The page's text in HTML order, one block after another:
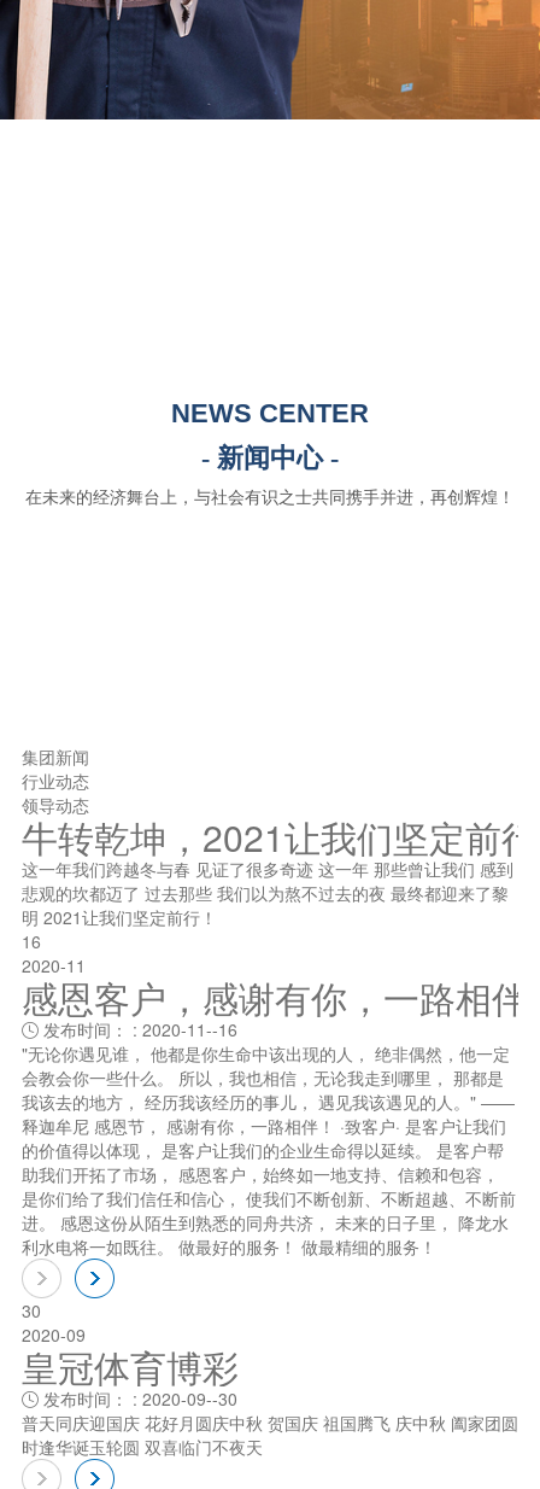
NEWS CENTER
- 新闻中心 -
在未来的经济舞台上，与社会有识之士共同携手并进，再创辉煌！
集团新闻
行业动态
领导动态
牛转乾坤，2021让我们坚定前
这一年我们跨越冬与春 见证了很多奇迹 这一年 那些曾让我们 感到
悲观的坎都迈了 过去那些 我们以为熬不过去的夜 最终都迎来了黎
明 2021让我们坚定前行！
16
2020-11
感恩客户，感谢有你，一路相伴
发布时间： : 2020-11--16
"无论你遇见谁， 他都是你生命中该出现的人， 绝非偶然，他一定
会教会你一些什么。 所以，我也相信，无论我走到哪里， 那都是
我该去的地方， 经历我该经历的事儿， 遇见我该遇见的人。" ——
释迦牟尼 感恩节， 感谢有你，一路相伴！ ·致客户· 是客户让我们
的价值得以体现， 是客户让我们的企业生命得以延续。 是客户帮
助我们开拓了市场， 感恩客户，始终如一地支持、信赖和包容，
是你们给了我们信任和信心， 使我们不断创新、不断超越、不断前
进。 感恩这份从陌生到熟悉的同舟共济， 未来的日子里， 降龙水
利水电将一如既往。 做最好的服务！ 做最精细的服务！
30
2020-09
皇冠体育博彩
发布时间： : 2020-09--30
普天同庆迎国庆 花好月圆庆中秋 贺国庆 祖国腾飞 庆中秋 阖家团圆
时逢华诞玉轮圆 双喜临门不夜天